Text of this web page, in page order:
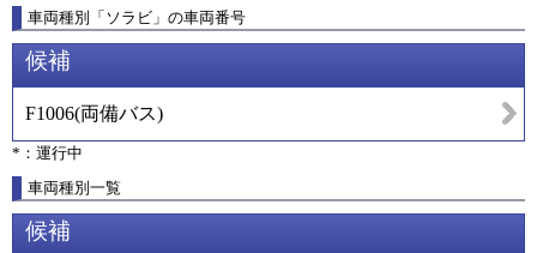
車両種別 「 ソラビ 」 の車両番号
候補
F1006(両備バス)
*：運行中
車両種別一覧
候補